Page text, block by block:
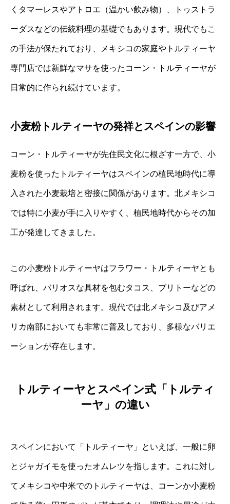
くタマーレスやアトロエ（温かい飲み物）、トゥストラ
ーダスなどの伝統料理の基礎でもあります。現代でもこ
の手法が保たれており、メキシコの家庭やトルティーヤ
専門店では新鮮なマサを使ったコーン・トルティーヤが
日常的に作られ続けています。
小麦粉トルティーヤの発祥とスペインの影響
コーン・トルティーヤが先住民文化に根ざす一方で、小
麦粉を使ったトルティーヤはスペインの植民地時代に導
入された小麦栽培と密接に関係があります。北メキシコ
では特に小麦が手に入りやすく、植民地時代からその加
工が発達してきました。
この小麦粉トルティーヤはフラワー・トルティーヤとも
呼ばれ、バリオスな具材を包むタコス、ブリトーなどの
素材として利用されます。現代では北メキシコ及びアメ
リカ南部においても非常に普及しており、多様なバリエ
ーションが存在します。
トルティーヤとスペイン式「トルティ
ーヤ」の違い
スペインにおいて「トルティーヤ」といえば、一般に卵
とジャガイモを使ったオムレツを指します。これに対し
てメキシコや中米でのトルティーヤは、コーンか小麦粉